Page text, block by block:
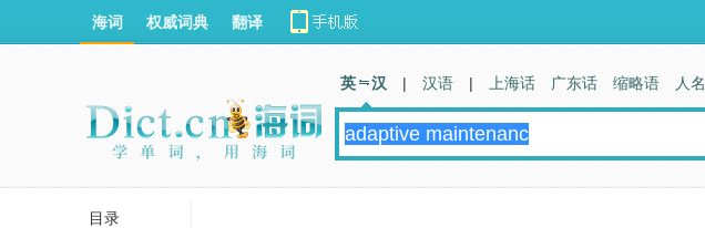
海词 权威词典 翻译
英 汉 | 汉语 | 上海话 广东话 缩略语 人名
目录